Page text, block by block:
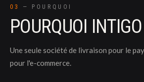
03 — POURQUOI
POURQUOI
Une seule société de livraison pour le
pour l'e-commerce.